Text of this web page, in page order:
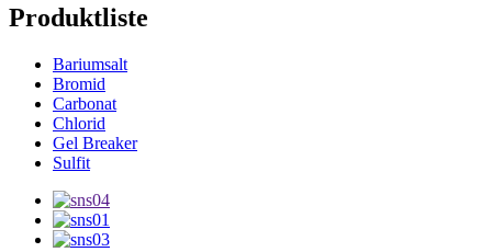
Produktliste
Bariumsalt
Bromid
Carbonat
Chlorid
Gel Breaker
Sulfit